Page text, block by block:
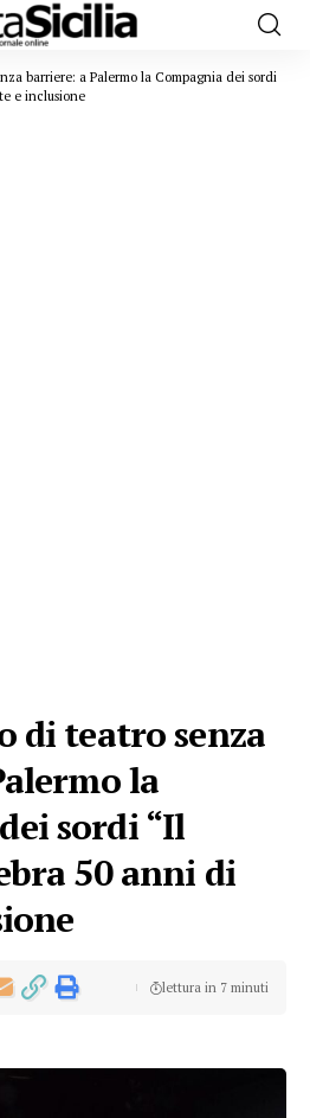
barriere: a Palermo la Compagnia dei sordi
e inclusione
di teatro senza
la
sordi “Il
50 anni di
lettura in 7 minuti